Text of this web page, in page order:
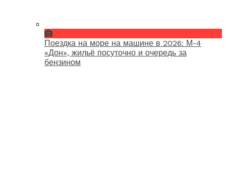
Поездка на море на машине в 2026: М-4
«Дон», жильё посуточно и очередь за
бензином